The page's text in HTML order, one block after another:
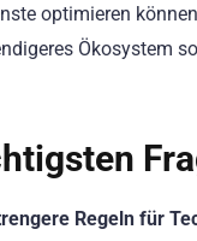
optimieren
Ökosystem
Regeln für